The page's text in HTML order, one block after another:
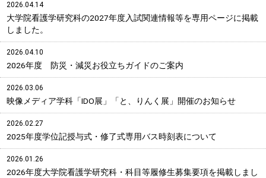
2026.04.14
大学院看護学研究科の2027年度入試関連情報等を専用ページに掲載
しました。
2026.04.10
2026年度 防災・減災お役立ちガイドのご案内
2026.03.06
映像メディア学科「IDO展」「と、りんく展」開催のお知らせ
2026.02.27
2025年度学位記授与式・修了式専用バス時刻表について
2026.01.26
2026年度大学院看護学研究科・科目等履修生募集要項を掲載しまし